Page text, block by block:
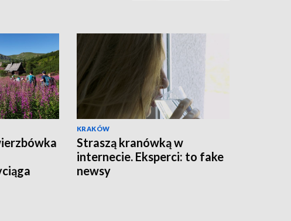
KRAKÓW
Straszą kranówką w
internecie. Eksperci: to fake
newsy